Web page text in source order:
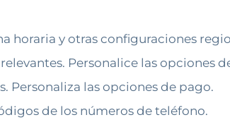
horaria y otras configuraciones
Personalice las opciones
Personaliza las opciones de pago.
de los números de teléfono.